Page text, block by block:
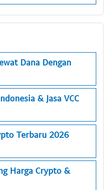
Dana Dengan
& Jasa VCC
Terbaru 2026
Harga Crypto &